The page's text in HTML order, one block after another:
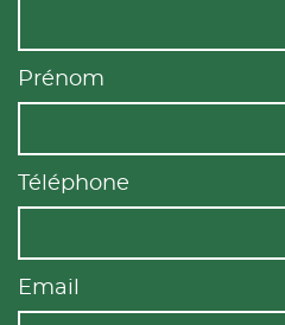
Prénom
Téléphone
Email